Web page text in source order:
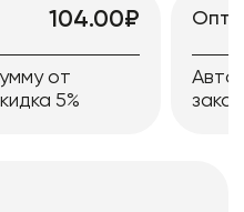
104.00₽
от
5%